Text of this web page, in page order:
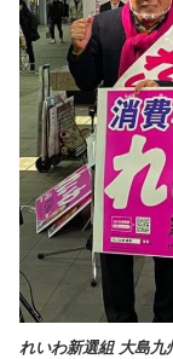
れいわ新選組 大島九